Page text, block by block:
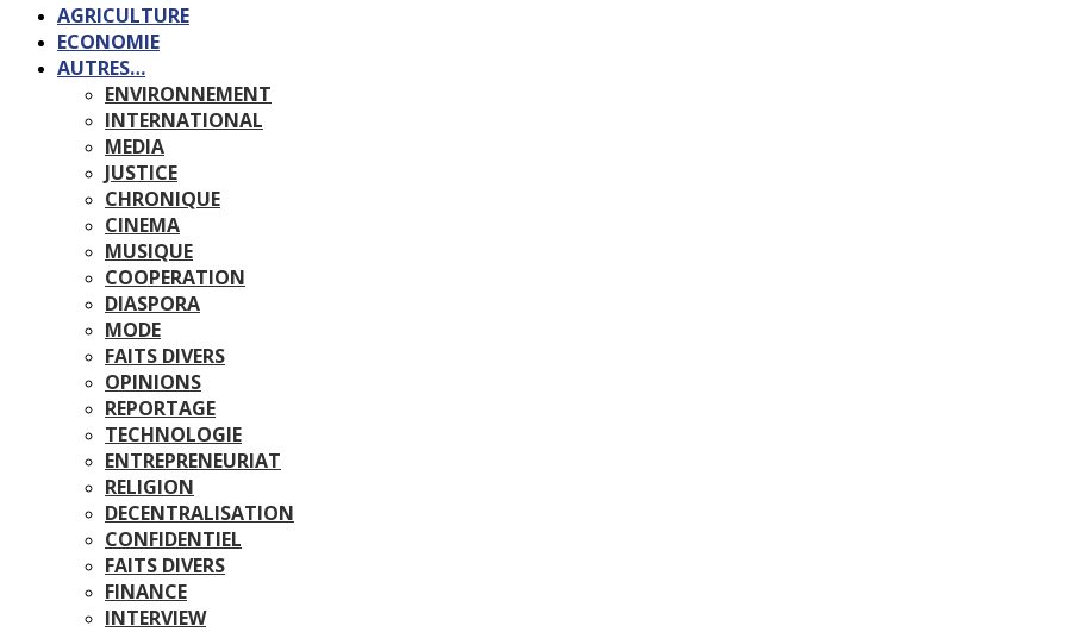
AGRICULTURE
ECONOMIE
AUTRES…
ENVIRONNEMENT
INTERNATIONAL
MEDIA
JUSTICE
CHRONIQUE
CINEMA
MUSIQUE
COOPERATION
DIASPORA
MODE
FAITS DIVERS
OPINIONS
REPORTAGE
TECHNOLOGIE
ENTREPRENEURIAT
RELIGION
DECENTRALISATION
CONFIDENTIEL
FAITS DIVERS
FINANCE
INTERVIEW